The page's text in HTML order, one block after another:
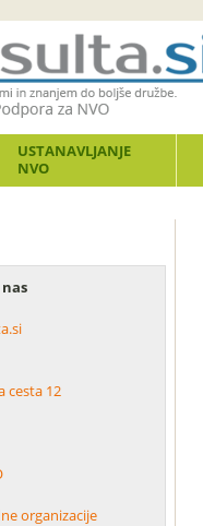
USTANAVLJANJE
NVO
cesta 12
organizacije